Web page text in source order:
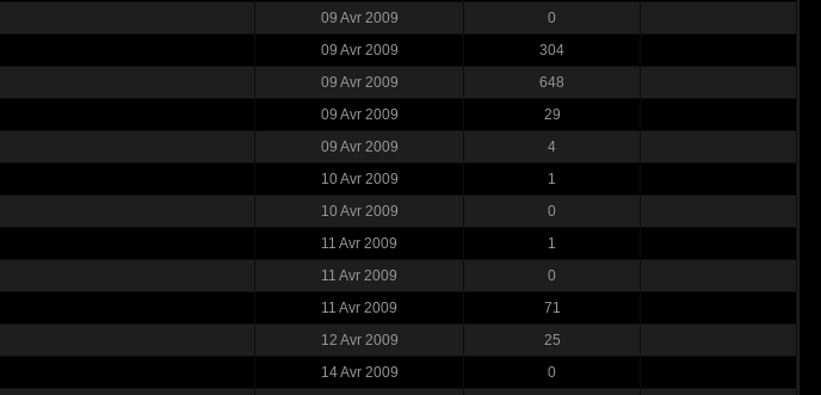
09 Avr 2009
0
09 Avr 2009
304
09 Avr 2009
648
09 Avr 2009
29
09 Avr 2009
4
10 Avr 2009
1
10 Avr 2009
0
11 Avr 2009
1
11 Avr 2009
0
11 Avr 2009
71
12 Avr 2009
25
14 Avr 2009
0